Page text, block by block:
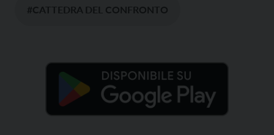
#CATTEDRA DEL CONFRONTO